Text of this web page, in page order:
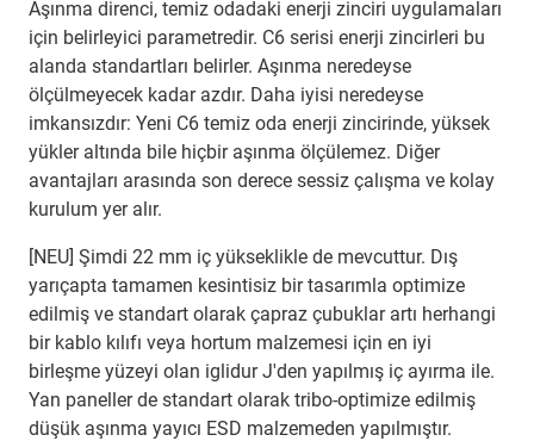
Aşınma direnci, temiz odadaki enerji zinciri uygulamaları
için belirleyici parametredir. C6 serisi enerji zincirleri bu
alanda standartları belirler. Aşınma neredeyse
ölçülmeyecek kadar azdır. Daha iyisi neredeyse
imkansızdır: Yeni C6 temiz oda enerji zincirinde, yüksek
yükler altında bile hiçbir aşınma ölçülemez. Diğer
avantajları arasında son derece sessiz çalışma ve kolay
kurulum yer alır.
[NEU] Şimdi 22 mm iç yükseklikle de mevcuttur. Dış
yarıçapta tamamen kesintisiz bir tasarımla optimize
edilmiş ve standart olarak çapraz çubuklar artı herhangi
bir kablo kılıfı veya hortum malzemesi için en iyi
birleşme yüzeyi olan iglidur J'den yapılmış iç ayırma ile.
Yan paneller de standart olarak tribo-optimize edilmiş
düşük aşınma yayıcı ESD malzemeden yapılmıştır.